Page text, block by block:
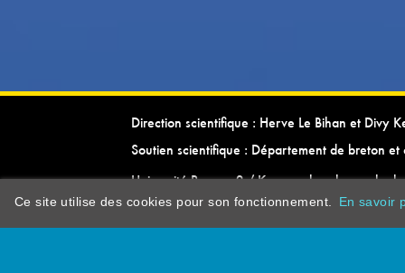
Direction scientifique : Herve Le Bihan et Divy
Soutien scientifique : Département de breton et
Université Rennes 2 / Kevrenn brezhoneg ha
Ce site utilise des cookies pour son fonctionnement. En savoir